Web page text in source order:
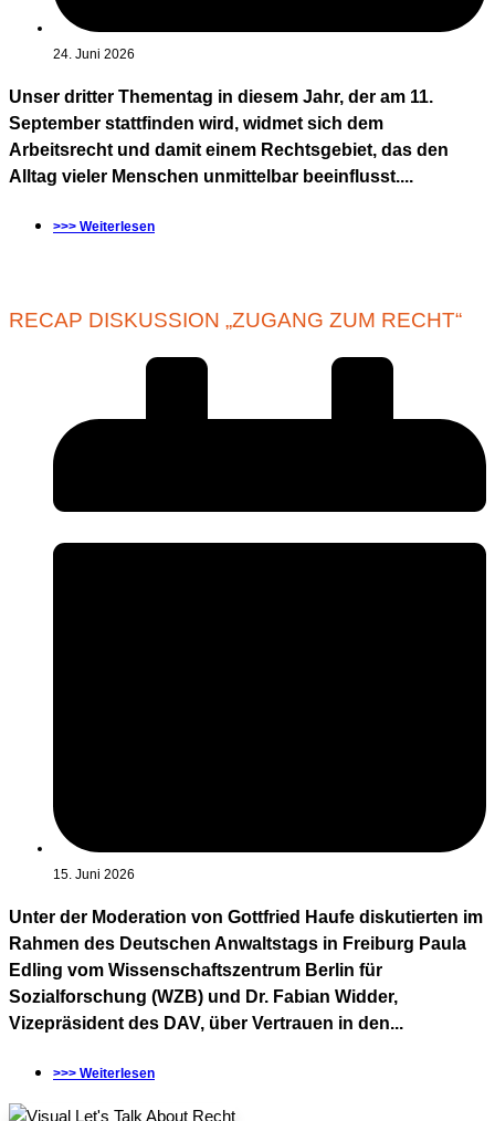
24. Juni 2026
Unser dritter Thementag in diesem Jahr, der am 11.
September stattfinden wird, widmet sich dem
Arbeitsrecht und damit einem Rechtsgebiet, das den
Alltag vieler Menschen unmittelbar beeinflusst....
>>> Weiterlesen
RECAP DISKUSSION „ZUGANG ZUM RECHT“
15. Juni 2026
Unter der Moderation von Gottfried Haufe diskutierten im
Rahmen des Deutschen Anwaltstags in Freiburg Paula
Edling vom Wissenschaftszentrum Berlin für
Sozialforschung (WZB) und Dr. Fabian Widder,
Vizepräsident des DAV, über Vertrauen in den...
>>> Weiterlesen